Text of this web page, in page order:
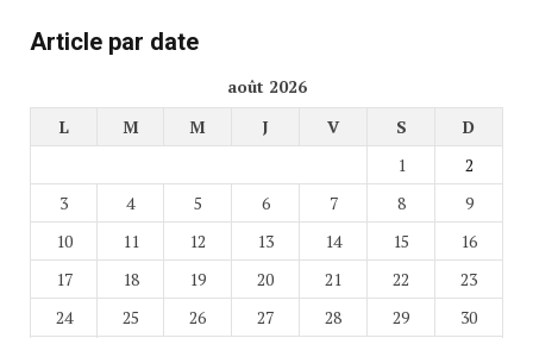
Article par date
août 2026
L
M M J V S
D
1
2
3
4 5 6 7 8
9
10
11 12 13 14 15
16
17
18 19 20 21 22
23
24
25 26 27 28 29
30